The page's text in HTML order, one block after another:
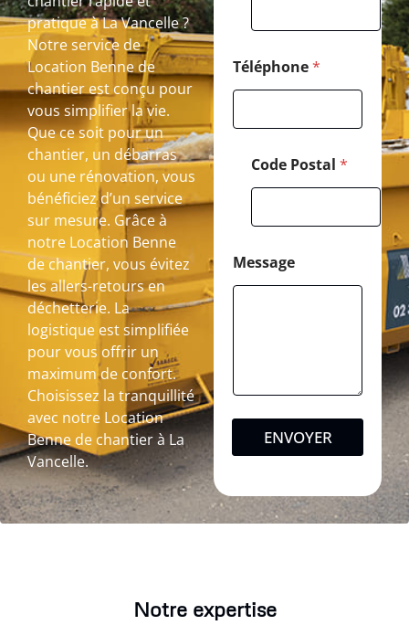
pratique à La Vancelle ?
Notre service de
Location Benne de
chantier est conçu pour
vous simplifier la vie.
Que ce soit pour un
chantier, un débarras
ou une rénovation, vous
bénéficiez d’un service
sur mesure. Grâce à
notre Location Benne
de chantier, vous évitez
les allers-retours en
déchetterie. La
logistique est simplifiée
pour vous offrir un
maximum de confort.
Choisissez la tranquillité
avec notre Location
Benne de chantier à La
Vancelle.
i
Téléphone*
Code Postal *
Message
ENVOYER
Notre expertise